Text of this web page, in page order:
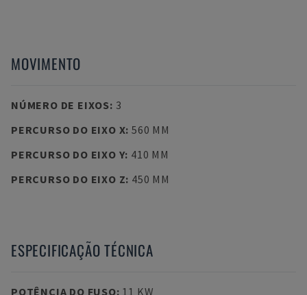
MOVIMENTO
NÚMERO DE EIXOS: 3
PERCURSO DO EIXO X: 560 MM
PERCURSO DO EIXO Y: 410 MM
PERCURSO DO EIXO Z: 450 MM
ESPECIFICAÇÃO TÉCNICA
POTÊNCIA DO FUSO: 11 KW